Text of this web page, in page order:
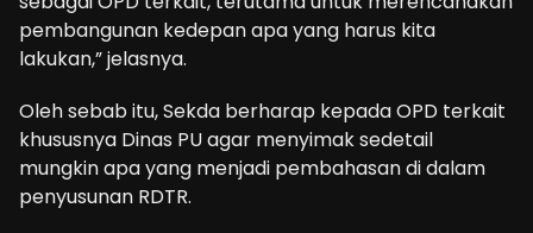
pembangunan kedepan apa yang harus kita
lakukan,” jelasnya.
Oleh sebab itu, Sekda berharap kepada OPD terkait
khususnya Dinas PU agar menyimak sedetail
mungkin apa yang menjadi pembahasan di dalam
penyusunan RDTR.